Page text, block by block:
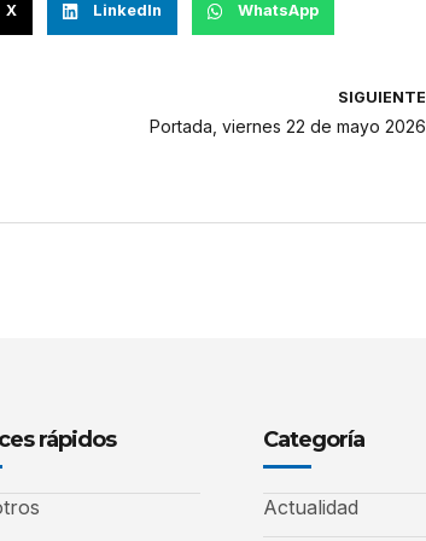
X LinkedIn WhatsApp
SIGUIENTE
Portada, viernes 22 de mayo 2026
rápidos Categoría
Actualidad